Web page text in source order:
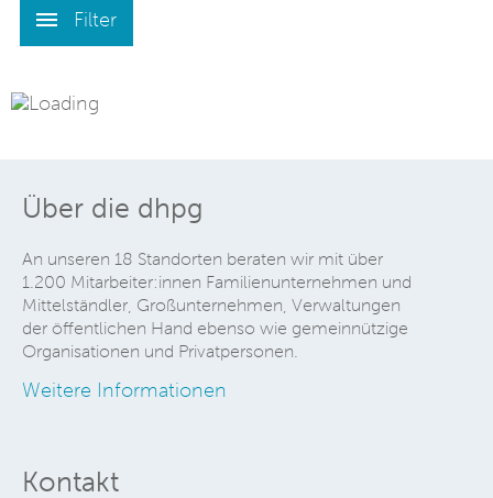
Filter
Über die dhpg
An unseren 18 Standorten beraten wir mit über
1.200 Mitarbeiter:innen Familienunternehmen und
Mittelständler, Großunternehmen, Verwaltungen
der öffentlichen Hand ebenso wie gemeinnützige
Organisationen und Privatpersonen.
Weitere Informationen
Kontakt